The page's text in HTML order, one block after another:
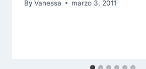
By Vanessa marzo 3, 2011